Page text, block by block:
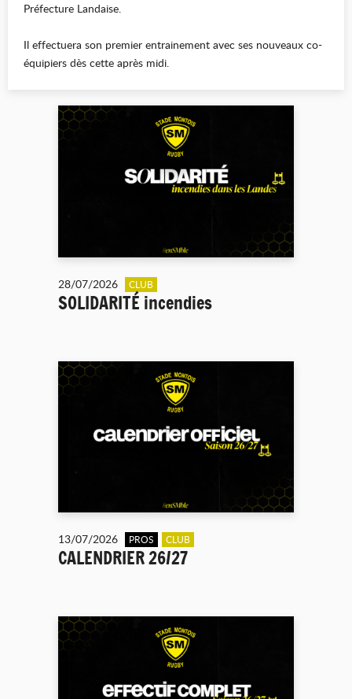
Préfecture Landaise.
Il effectuera son premier entrainement avec ses nouveaux co-
équipiers dès cette après midi.
28/07/2026 CLUB
SOLIDARITÉ incendies
13/07/2026 PROS CLUB
CALENDRIER 26/27